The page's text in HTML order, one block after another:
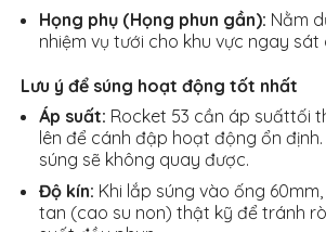
Họng phụ (Họng phun gần): Nằm
nhiệm vụ tưới cho khu vực ngay sát
Lưu ý để súng hoạt động tốt nhất
Áp suất: Rocket 53 cần áp suấttối
lên để cánh đập hoạt động ổn định.
súng sẽ không quay được.
Độ kín: Khi lắp súng vào ống
tan (cao su non) thật kỹ để tránh